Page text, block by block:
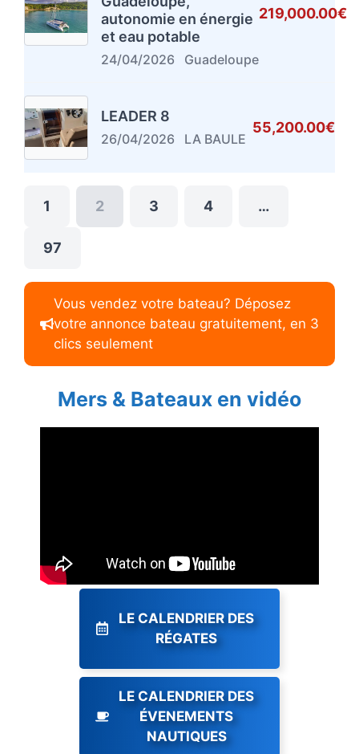
autonomie en énergie
et eau potable
24/04/2026 Guadeloupe
219,000.00€
LEADER 8
26/04/2026 LA BAULE
55,200.00€
1 2 3 4 …
97
Vous vendez votre bateau? Déposez
votre annonce bateau gratuitement, en 3
clics seulement
Mers & Bateaux en vidéo
LE CALENDRIER DES
RÉGATES
LE CALENDRIER DES
ÉVENEMENTS
NAUTIQUES